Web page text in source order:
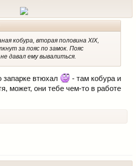
кобура, вторая половина XIX,
за пояс по замок. Пояс
давал ему вывалиться.
запарке втюхал
- там кобура и
может, они тебе чем-то в работе